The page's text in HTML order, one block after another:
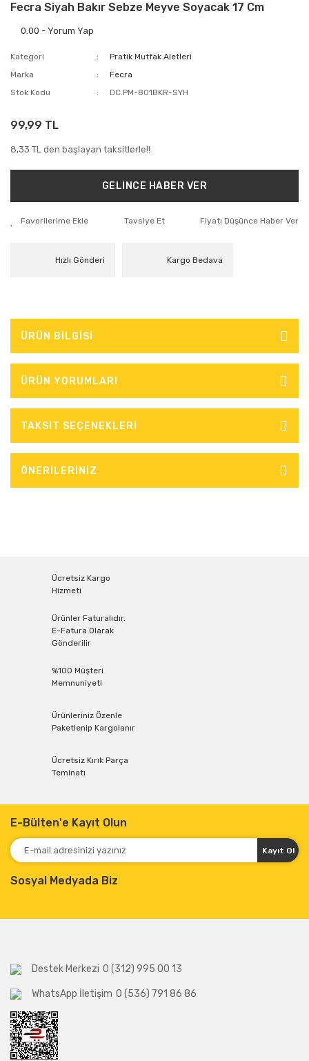
Fecra Siyah Bakır Sebze Meyve Soyacak 17 Cm
0.00 - Yorum Yap
Kategori
Pratik Mutfak Aletleri
Marka
Fecra
Stok Kodu
DC.PM-801BKR-SYH
99,99 TL
8,33 TL den başlayan taksitlerle!!
GELİNCE HABER VER
Tavsiye Et Fiyatı Düşünce Haber Ver
Hızlı Gönderi Kargo Bedava
ÜRÜN BİLGİSİ
ÜRÜN YORUMLARI
TAKSİT SEÇENEKLERİ
ÖNERİLERİNİZ
Ücretsiz Kargo
Hizmeti
Ürünler Faturalıdır.
E-Fatura Olarak
Gönderilir
%100 Müşteri
Memnuniyeti
Ürünleriniz Özenle
Paketlenip Kargolanır
Ücretsiz Kırık Parça
Teminatı
E-Bülten'e Kayıt Olun
Kayıt Ol
Sosyal Medyada Biz
Destek Merkezi 0 (312) 995 00 13
WhatsApp İletişim 0 (536) 791 86 86